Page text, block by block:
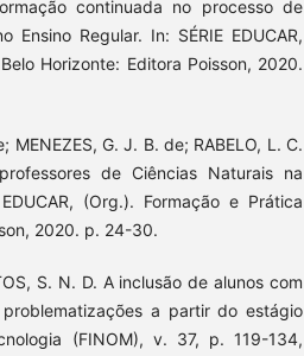
continuada no processo de
Regular. In: SÉRIE EDUCAR,
Horizonte: Editora Poisson, 2020.
MENEZES, G. J. B. de; RABELO, L. C.
de Ciências Naturais na
(Org.). Formação e Prática
2020. p. 24-30.
S. N. D. A inclusão de alunos com
a partir do estágio
(FINOM), v. 37, p. 119-134,